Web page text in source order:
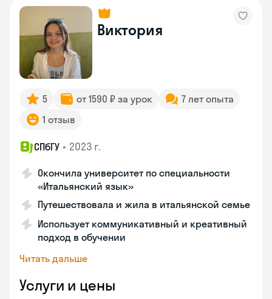
Виктория
5 от 1590 ₽ за урок
7 лет опыта
1 отзыв
СПбГУ • 2023 г.
Окончила университет по специальности
«Итальянский язык»
Путешествовала и жила в итальянской семье
Использует коммуникативный и креативный
подход в обучении
Читать дальше
Услуги и цены